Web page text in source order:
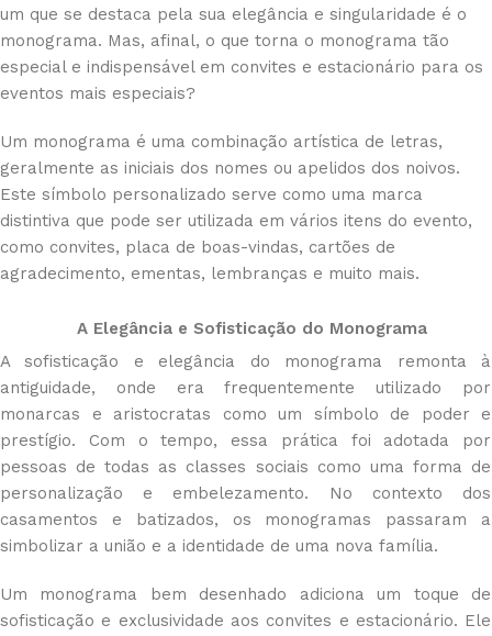
um que se destaca pela sua elegância e singularidade é o
monograma. Mas, afinal, o que torna o monograma tão
especial e indispensável em convites e estacionário para os
eventos mais especiais?
Um monograma é uma combinação artística de letras,
geralmente as iniciais dos nomes ou apelidos dos noivos.
Este símbolo personalizado serve como uma marca
distintiva que pode ser utilizada em vários itens do evento,
como convites, placa de boas-vindas, cartões de
agradecimento, ementas, lembranças e muito mais.
A Elegância e Sofisticação do Monograma
A sofisticação e elegância do monograma remonta à
antiguidade, onde era frequentemente utilizado por
monarcas e aristocratas como um símbolo de poder e
prestígio. Com o tempo, essa prática foi adotada por
pessoas de todas as classes sociais como uma forma de
personalização e embelezamento. No contexto dos
casamentos e batizados, os monogramas passaram a
simbolizar a união e a identidade de uma nova família.
Um monograma bem desenhado adiciona um toque de
sofisticação e exclusividade aos convites e estacionário. Ele